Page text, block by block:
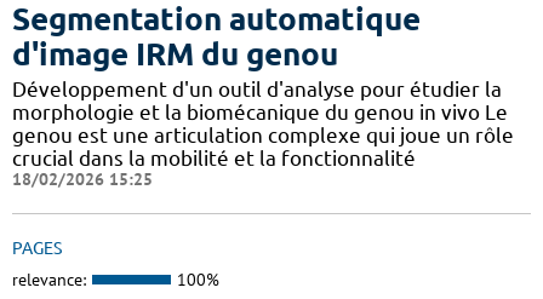
Segmentation automatique
d'image IRM du genou
Développement d'un outil d'analyse pour étudier la
morphologie et la biomécanique du genou in vivo Le
genou est une articulation complexe qui joue un rôle
crucial dans la mobilité et la fonctionnalité
18/02/2026 15:25
PAGES
relevance: 100%